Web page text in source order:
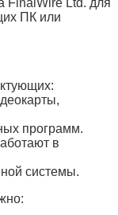
ПК или
программ.
в
системы.